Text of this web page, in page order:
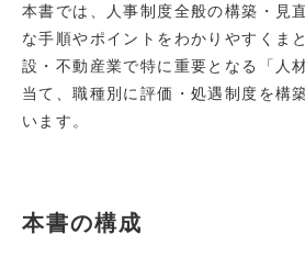
本書では、人事制度全般の構築・見
な手順やポイントをわかりやすくま
設・不動産業で特に重要となる「人
当て、職種別に評価・処遇制度を構
います。
本書の構成